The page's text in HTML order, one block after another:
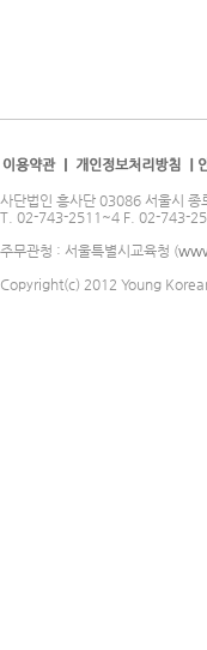
사단법인 흥사단 03086 서울시
T. 02-743-2511~4 F. 02-743-
주무관청 : 서울특별시교육청 (
Copyright(c) 2012 Young